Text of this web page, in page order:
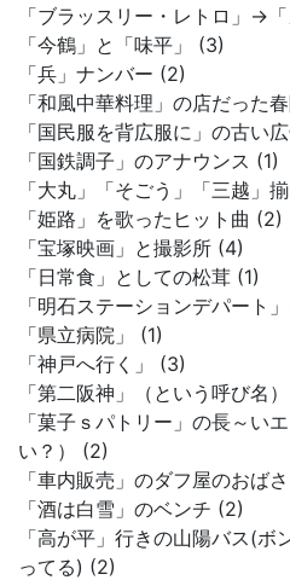
「ブラッスリー・レトロ」→
「今鶴」と「味平」 (3)
「兵」ナンバー (2)
「和風中華料理」の店だった
「国民服を背広服に」の古い
「国鉄調子」のアナウンス (1)
「大丸」「そごう」「三越」
「姫路」を歌ったヒット曲 (2)
「宝塚映画」と撮影所 (4)
「日常食」としての松茸 (1)
「明石ステーションデパート
「県立病院」 (1)
「神戸へ行く」 (3)
「第二阪神」（という呼び名
「菓子ｓパトリー」の長～い
い？） (2)
「車内販売」のダフ屋のおば
「酒は白雪」のベンチ (2)
「高が平」行きの山陽バス(
ってる) (2)